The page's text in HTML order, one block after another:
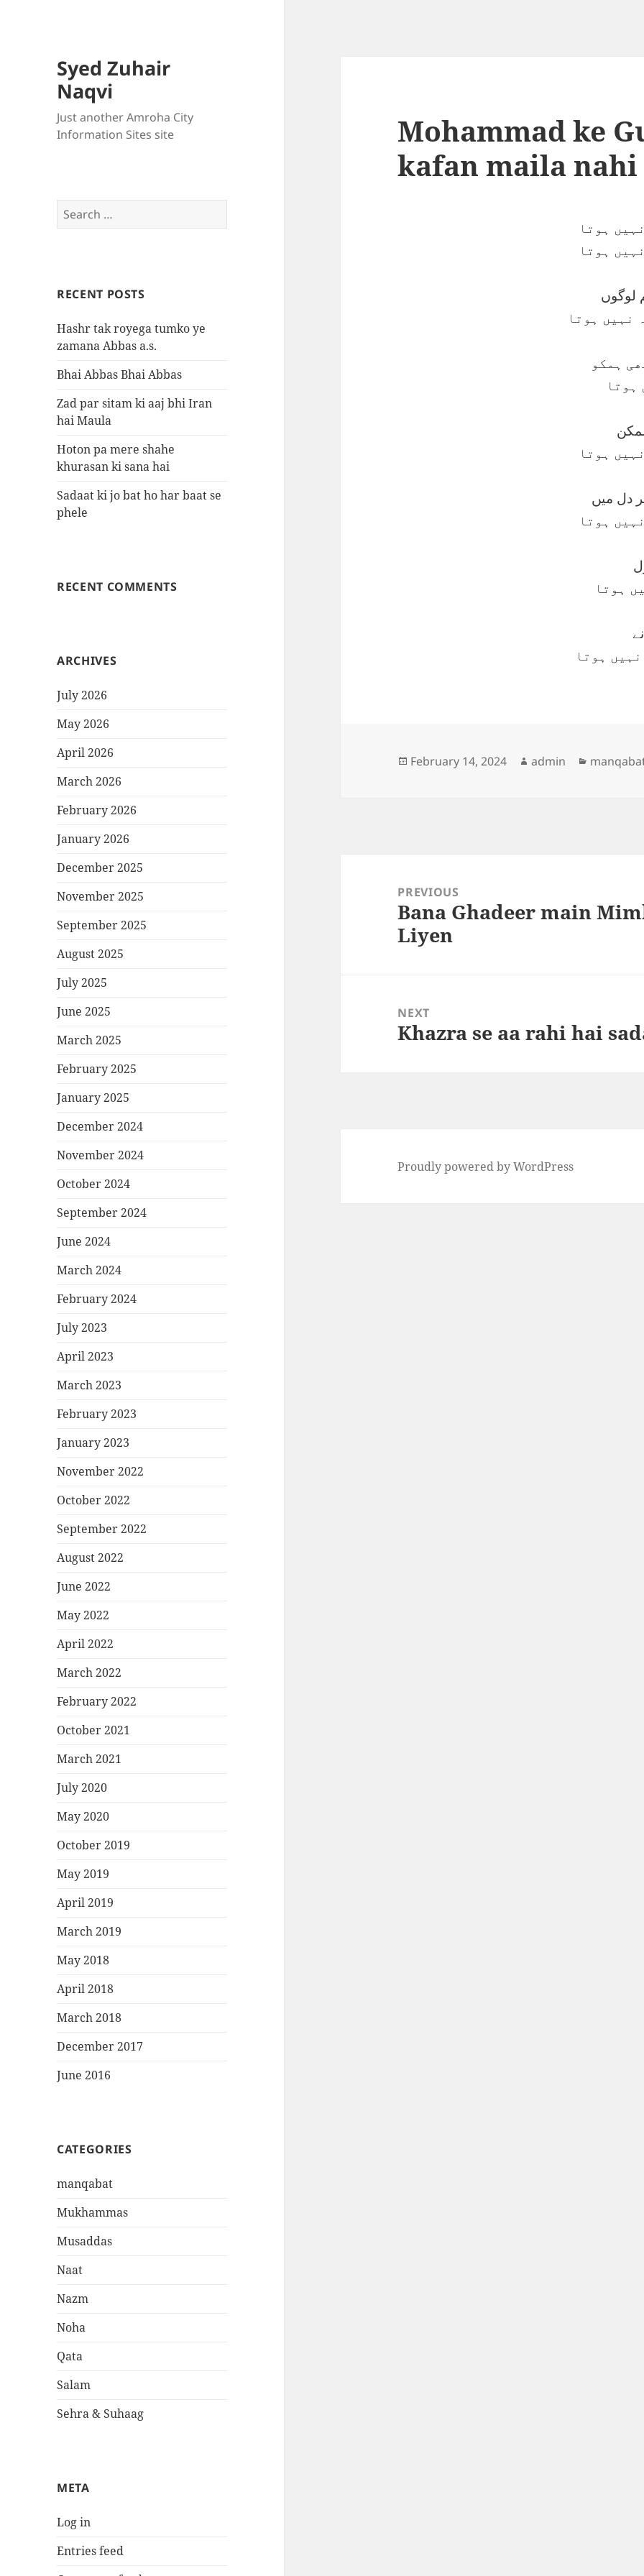
Syed Zuhair
Naqvi
Just another Amroha City
Information Sites site
Search
for:
RECENT POSTS
Hashr tak royega tumko ye
zamana Abbas a.s.
Bhai Abbas Bhai Abbas
Zad par sitam ki aaj bhi Iran
hai Maula
Hoton pa mere shahe
khurasan ki sana hai
Sadaat ki jo bat ho har baat se
phele
RECENT COMMENTS
ARCHIVES
July 2026
May 2026
April 2026
March 2026
February 2026
January 2026
December 2025
November 2025
September 2025
August 2025
July 2025
June 2025
March 2025
February 2025
January 2025
December 2024
November 2024
October 2024
September 2024
June 2024
March 2024
February 2024
July 2023
April 2023
March 2023
February 2023
January 2023
November 2022
October 2022
September 2022
August 2022
June 2022
May 2022
April 2022
March 2022
February 2022
October 2021
March 2021
July 2020
May 2020
October 2019
May 2019
April 2019
March 2019
May 2018
April 2018
March 2018
December 2017
June 2016
CATEGORIES
manqabat
Mukhammas
Musaddas
Naat
Nazm
Noha
Qata
Salam
Sehra & Suhaag
META
Log in
Entries feed
Mohammad ke
kafan maila
ہوتا
ہوتا
لوگوں
نہیں ہوتا
ہمکو
ہوتا
ہوتا
دل میں
ہوتا
ہوتا
ہوتا
Posted
February 14, 2024 Author
admin
navigationPREVIOUS
Previous
post:
Bana Ghadeer main
Liyen
NEXT
Next
Khazra se aa rahi hai
Proudly powered by WordPress